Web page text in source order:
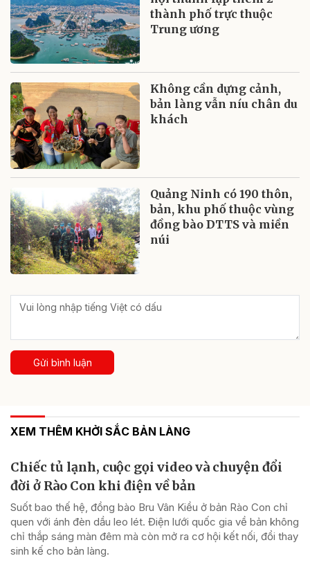
thành phố trực thuộc
Trung ương
Không cần dựng cảnh,
bản làng vẫn níu chân du
khách
Quảng Ninh có 190 thôn,
bản, khu phố thuộc vùng
đồng bào DTTS và miền
núi
Gửi bình luận
XEM THÊM KHỞI SẮC BẢN LÀNG
Chiếc tủ lạnh, cuộc gọi video và chuyện đổi
đời ở Rào Con khi điện về bản
Suốt bao thế hệ, đồng bào Bru Vân Kiều ở bản Rào Con chỉ
quen với ánh đèn dầu leo lét. Điện lưới quốc gia về bản không
chỉ thắp sáng màn đêm mà còn mở ra cơ hội kết nối, đổi thay
sinh kế cho bản làng.